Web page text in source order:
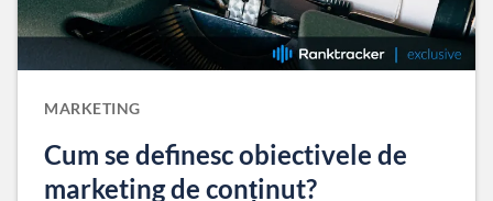
MARKETING
Cum se definesc obiectivele de
marketing de conținut?